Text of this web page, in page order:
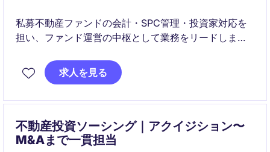
私募不動産ファンドの会計・SPC管理・投資家対応を
担い、ファンド運営の中枢として業務をリードしま
の高度化に貢献します。
求人を見る
不動産投資ソーシング｜アクイジション〜
M&Aまで一貫担当